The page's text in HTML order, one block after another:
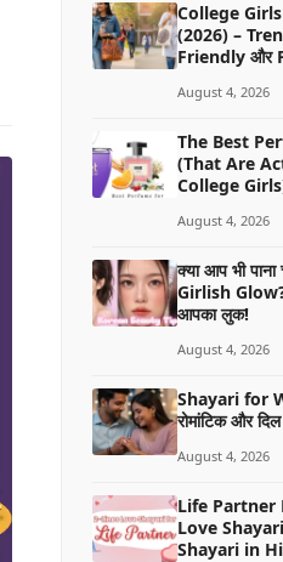
College
(2026) –
Friendly और
August 4, 2026
The Best
(That Are
College
August 4, 2026
क्या आप भी
Girlish
आपका लुक!
August 4, 2026
Shayari for
रोमांटिक और
August 4, 2026
Life Partner
Love
Shayari in